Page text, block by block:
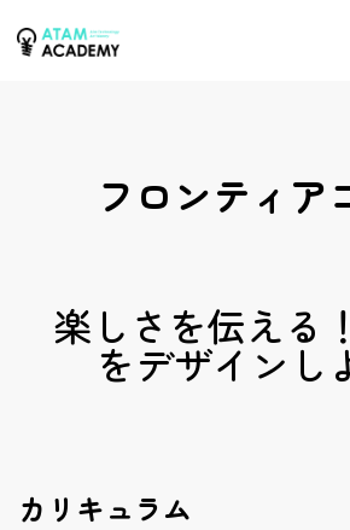
フロンティア
楽しさを伝える
をデザインし
カリキュラム